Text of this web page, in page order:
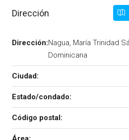
Dirección
Dirección:Nagua, María Trinidad
Dominicana
Ciudad:
Estado/condado:
Código postal: